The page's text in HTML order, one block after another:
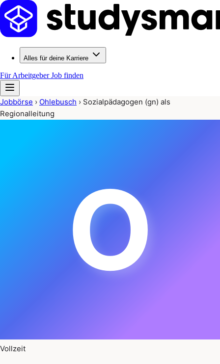
Alles für deine Karriere
Für ArbeitgeberJob finden
Jobbörse › Ohlebusch › Sozialpädagogen (gn) als
Regionalleitung
O
Vollzeit